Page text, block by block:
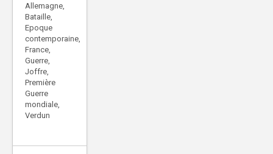
Allemagne,
Bataille,
Epoque
contemporaine,
France,
Guerre,
Joffre,
Première
Guerre
mondiale,
Verdun